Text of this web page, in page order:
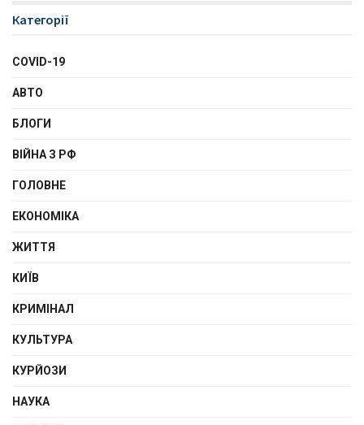
Категорії
COVID-19
АВТО
БЛОГИ
ВІЙНА З РФ
ГОЛОВНЕ
ЕКОНОМІКА
ЖИТТЯ
КИЇВ
КРИМІНАЛ
КУЛЬТУРА
КУРЙОЗИ
НАУКА